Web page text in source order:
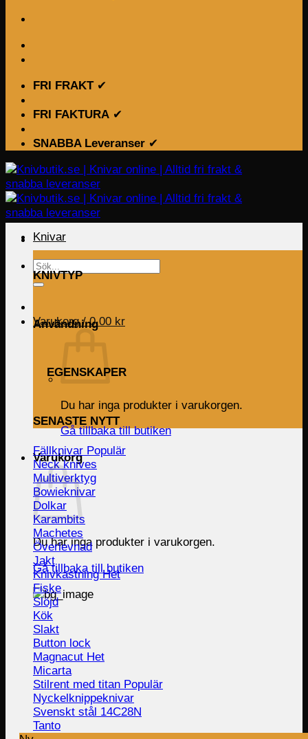
FRI FRAKT✔
FRI FAKTURA ✔
SNABBA Leveranser ✔
Sök
efter:
Varukorg /0.00 kr
Du har inga produkter i varukorgen.
Gå tillbaka till butiken
Varukorg
Du har inga produkter i varukorgen.
Gå tillbaka till butiken
Knivar
KNIVTYP
Användning
EGENSKAPER
SENASTE NYTT
Fällknivar
Neck knives
Multiverktyg
Bowieknivar
Dolkar
Karambits
Machetes
Överlevnad
Jakt
Knivkastning
Fiske
Slöjd
Kök
Slakt
Button lock
Magnacut
Micarta
Stilrent med titan
Nyckelknippeknivar
Svenskt stål 14C28N
Tanto